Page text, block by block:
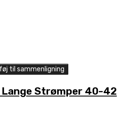
til sammenligning
Lange Strømper 40-42